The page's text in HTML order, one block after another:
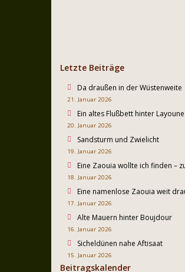
Letzte Beiträge
Da draußen in der Wüstenweite
21. Januar 2026
Ein altes Flußbett hinter Layoune
20. Januar 2026
Sandsturm und Zwielicht
19. Januar 2026
Eine Zaouia wollte ich finden –
18. Januar 2026
Eine namenlose Zaouia weit
17. Januar 2026
Alte Mauern hinter Boujdour
16. Januar 2026
Sicheldünen nahe Aftisaat
15. Januar 2026
Beitragskalender